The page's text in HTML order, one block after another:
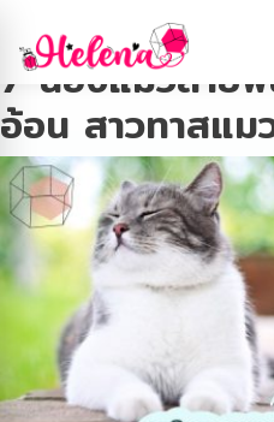
Tag:Cats
7 น้องแมวสาย
อ้อน สาวทาสแม